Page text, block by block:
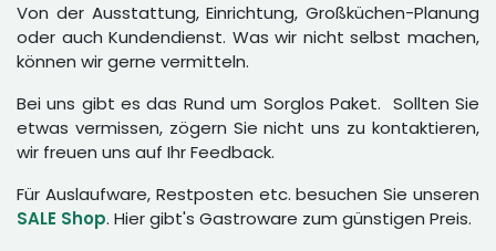
Von der Ausstattung, Einrichtung, Großküchen-Planung
oder auch Kundendienst. Was wir nicht selbst machen,
können wir gerne vermitteln.
Bei uns gibt es das Rund um Sorglos Paket. Sollten Sie
etwas vermissen, zögern Sie nicht uns zu kontaktieren,
wir freuen uns auf Ihr Feedback.
Für Auslaufware, Restposten etc. besuchen Sie unseren
SALE Shop. Hier gibt's Gastroware zum günstigen Preis.